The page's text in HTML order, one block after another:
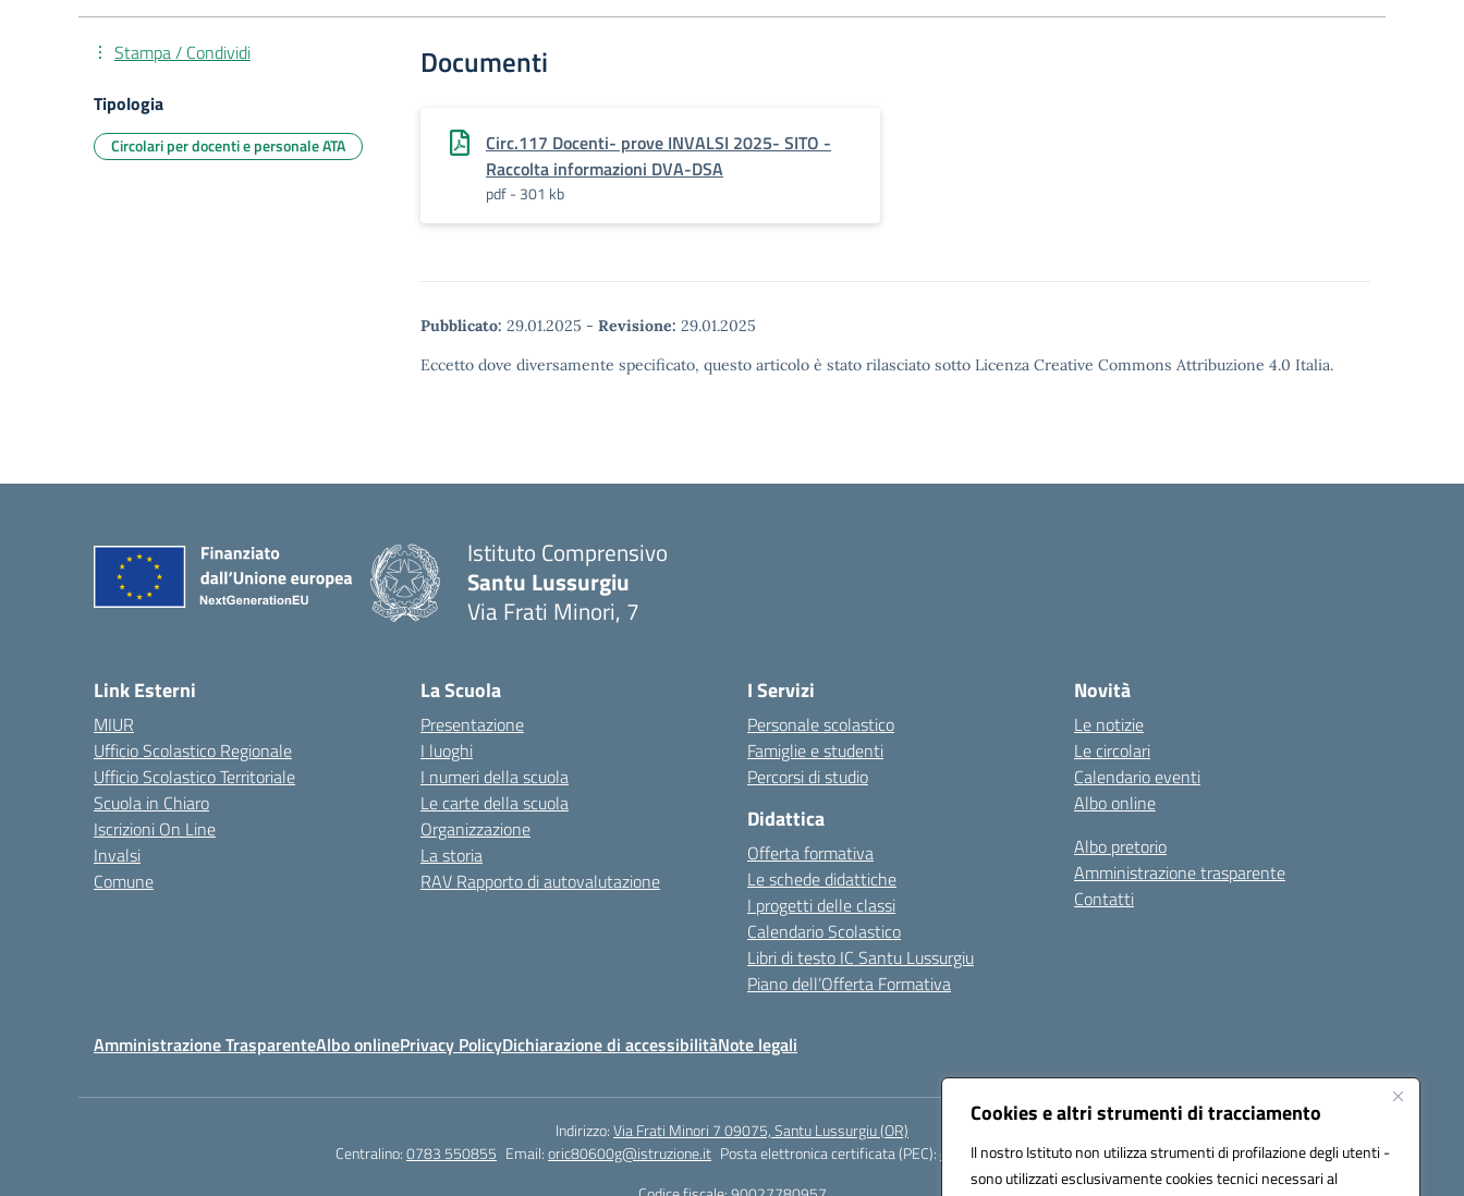
Cookies e altri strumenti di tracciamento
Il nostro Istituto non utilizza strumenti di profilazione degli utenti -
sono utilizzati esclusivamente cookies tecnici necessari al
Documenti
Circ.117 Docenti- prove INVALSI 2025- SITO -
Raccolta informazioni DVA-DSA
pdf - 301 kb
Pubblicato: 29.01.2025 - Revisione: 29.01.2025
Eccetto dove diversamente specificato, questo articolo è stato rilasciato sotto Licenza Creative Commons Attribuzione 4.0 Italia.
Stampa / Condividi
Tipologia
Circolari per docenti e personale ATA
Istituto Comprensivo
Santu Lussurgiu
Via Frati Minori, 7
Link Esterni
MIUR
Ufficio Scolastico Regionale
Ufficio Scolastico Territoriale
Scuola in Chiaro
Iscrizioni On Line
Invalsi
Comune
La Scuola
Presentazione
I luoghi
I numeri della scuola
Le carte della scuola
Organizzazione
La storia
RAV Rapporto di autovalutazione
I Servizi
Personale scolastico
Famiglie e studenti
Percorsi di studio
Didattica
Offerta formativa
Le schede didattiche
I progetti delle classi
Calendario Scolastico
Libri di testo IC Santu Lussurgiu
Piano dell’Offerta Formativa
Novità
Le notizie
Le circolari
Calendario eventi
Albo online
Albo pretorio
Amministrazione trasparente
Contatti
Amministrazione TrasparenteAlbo onlinePrivacy PolicyDichiarazione di accessibilitàNote legali
Indirizzo:Via Frati Minori 7 09075, Santu Lussurgiu (OR)
Centralino:0783 550855 Email:oric80600g@istruzione.it Posta elettronica certificata (PEC):oric80600g@pec.istruzione.it